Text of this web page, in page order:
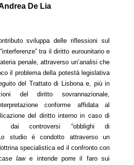
De Lia
sviluppa delle riflessioni sul
tra il diritto eurounitario e
penale, attraverso un’analisi che
il problema della potestà legislativa
del Trattato di Lisbona e, più in
del diritto sovrannazionale,
conforme affidata al
del diritto interno in caso di
dai controversi “obblighi di
studio è condotto attraverso un
specialistica ed il confronto con
lawe intende porre il faro sui